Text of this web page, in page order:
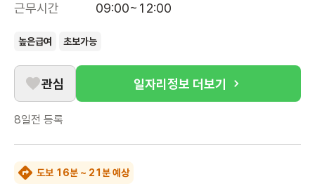
근무시간
09:00~12:00
높은급여 초보가능
관심 일자리정보 더보기
8일전 등록
도보 16분 ~ 21분 예상